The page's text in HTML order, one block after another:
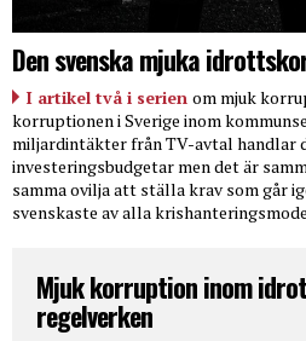
Den svenska mjuka
I artikel två i serien om mjuk
korruptionen i Sverige inom
miljardintäkter från TV-avtal handlar
investeringsbudgetar men det är
samma ovilja att ställa krav som går
svenskaste av alla
Mjuk korruption inom
regelverken